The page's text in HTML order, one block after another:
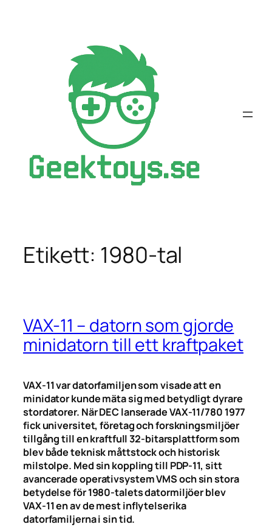
Etikett: 1980-tal
VAX-11 – datorn som gjorde
minidatorn till ett kraftpaket
VAX-11 var datorfamiljen som visade att en
minidator kunde mäta sig med betydligt dyrare
stordatorer. När DEC lanserade VAX-11/780 1977
fick universitet, företag och forskningsmiljöer
tillgång till en kraftfull 32-bitarsplattform som
blev både teknisk måttstock och historisk
milstolpe. Med sin koppling till PDP-11, sitt
avancerade operativsystem VMS och sin stora
betydelse för 1980-talets datormiljöer blev
VAX-11 en av de mest inflytelserika
datorfamiljerna i sin tid.